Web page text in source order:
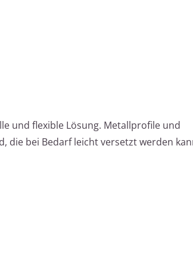
und flexible Lösung. Metallprofile und
die bei Bedarf leicht versetzt werden